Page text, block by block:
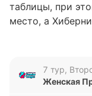
таблицы, при
место, а
позиции.7 тур,
Женская